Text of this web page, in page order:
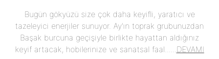
Bugün gökyüzü size çok daha keyifli, yaratıcı ve
tazeleyici enerjiler sunuyor. Ay'ın toprak grubunuzdan
Başak burcuna geçişiyle birlikte hayattan aldığınız
keyif artacak, hobilerinize ve sanatsal faal...... DEVAMI